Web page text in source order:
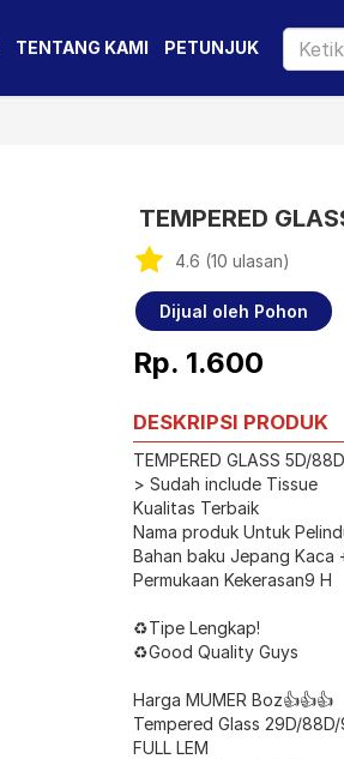
TENTANG KAMI PETUNJUK
TEMPERED
4.6 (10 ulasan)
Dijual oleh Pohon
Rp. 1.600
DESKRIPSI PRODUK
TEMPERED GLASS 5D/
> Sudah include Tissue
Kualitas Terbaik
Nama produk Untuk
Bahan baku Jepang Kaca
Permukaan Kekerasan9 H
♻️Tipe Lengkap!
♻️Good Quality Guys
Harga MUMER Boz👍👍👍
Tempered Glass 29D/
FULL LEM